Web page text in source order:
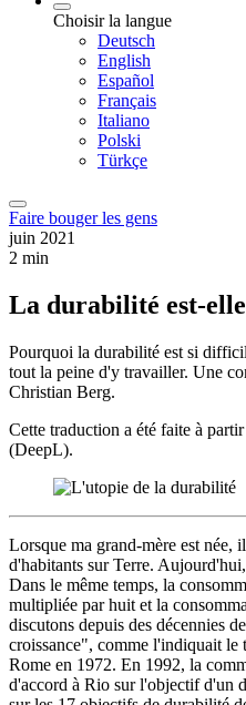
Choisir la langue
Deutsch
English
Español
Français
Italiano
Polski
Türkçe
Faire bouger les gens
juin 2021
2 min
La durabilité est-
Pourquoi la durabilité est si
tout la peine d'y travailler. Une
Christian Berg.
Cette traduction a été faite à
(DeepL).
Lorsque ma grand-mère est née,
d'habitants sur Terre.
Dans le même temps, la
multipliée par huit et la
discutons depuis des décennies
croissance", comme l'indiquait
Rome en 1972. En 1992, la
d'accord à Rio sur l'objectif d'un